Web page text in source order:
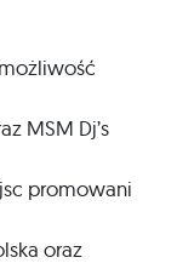
MSM Dj’s
promowani
oraz